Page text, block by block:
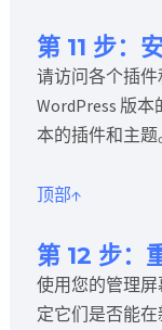
第 11 步：
请访问各个插
WordPress 版
本的插件和主题
顶部↑
第 12 步：
使用您的管理
定它们是否能